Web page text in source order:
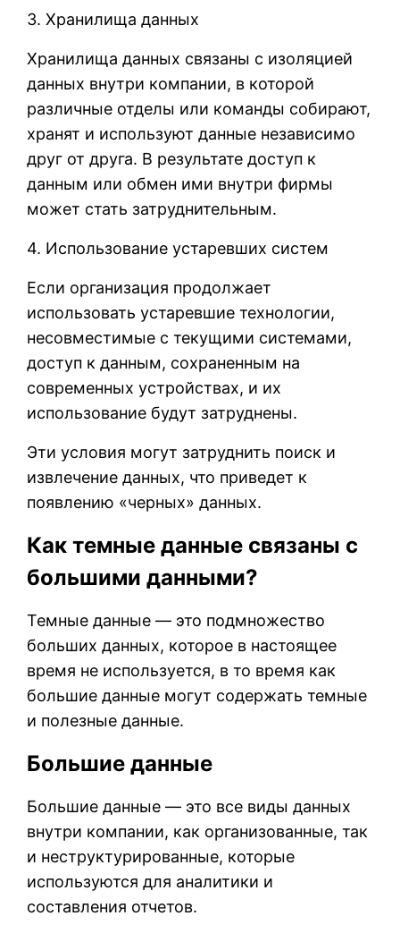
3. Хранилища данных
Хранилища данных связаны с изоляцией
данных внутри компании, в которой
различные отделы или команды собирают,
хранят и используют данные независимо
друг от друга. В результате доступ к
данным или обмен ими внутри фирмы
может стать затруднительным.
4. Использование устаревших систем
Если организация продолжает
использовать устаревшие технологии,
несовместимые с текущими системами,
доступ к данным, сохраненным на
современных устройствах, и их
использование будут затруднены.
Эти условия могут затруднить поиск и
извлечение данных, что приведет к
появлению «черных» данных.
Как темные данные связаны с
большими данными?
Темные данные — это подмножество
больших данных, которое в настоящее
время не используется, в то время как
большие данные могут содержать темные
и полезные данные.
Большие данные
Большие данные — это все виды данных
внутри компании, как организованные, так
и неструктурированные, которые
используются для аналитики и
составления отчетов.